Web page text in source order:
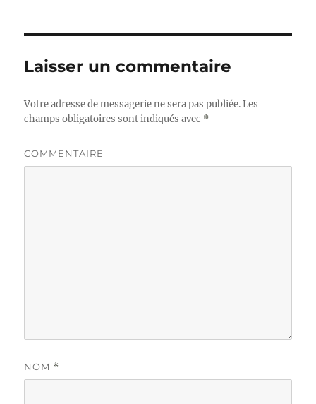
Laisser un commentaire
Votre adresse de messagerie ne sera pas publiée.Les
champs obligatoires sont indiqués avec *
COMMENTAIRE
NOM *